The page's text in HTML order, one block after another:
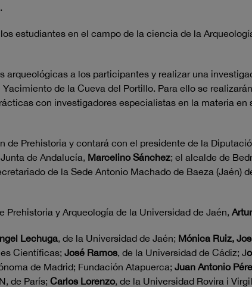
estudiantes en el campo de la ciencia de la
a los participantes y realizar una
de la Cueva del Portillo. Para ello se
con investigadores especialistas en la materia en
de Prehistoria y contará con el presidente de la
de Andalucía, Marcelino Sánchez; el alcalde de
de la Sede Antonio Machado de Baeza (Jaén)
y Arqueología de la Universidad de Jaén,
Lechuga, de la Universidad de Jaén; Mónica Ruiz,
Científicas; José Ramos, de la Universidad de Cádiz; J
de Madrid; Fundación Atapuerca; Juan Antonio
de París; Carlos Lorenzo, de la Universidad Rovira i